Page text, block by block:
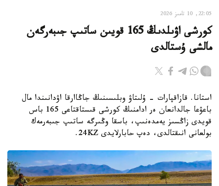
22:05, 10 تامىز 2026
كورشى اۋىلدىڭ 165 قويىن ساتىپ جىبەرگەن
مالشى ۇستالدى
استانا. قازاقپارات - ۇلىتاۋ وبلىسىنىڭ جاڭاارقا اۋدانىندا مال
باعۋعا جالدانعان ەر ادامنىڭ كورشى قىستاقتاعى 165 باس
قويدى زاڭسىز يەمدەنىپ، باسقا وڭىرگە ساتىپ جىبەرمەك
بولعانى انىقتالدى، دەپ حابارلايدى 24KZ.